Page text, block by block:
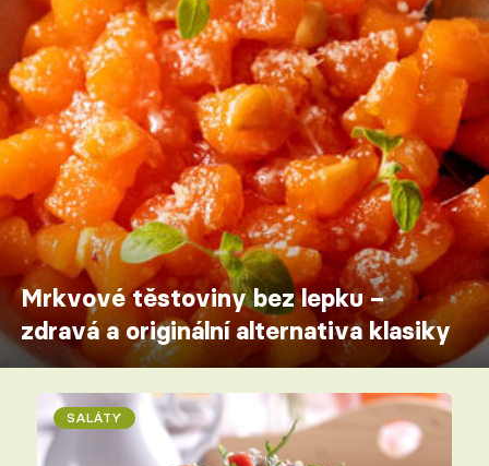
Mrkvové těstoviny bez lepku –
zdravá a originální alternativa klasiky
SALÁTY